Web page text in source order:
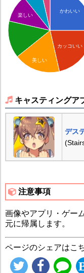
かわいい
カッコいい
楽しい
美しい
キャスティングア
デス
注意事項
画像やアプリ・ゲー
元に帰属します。
ページのシェアはこ